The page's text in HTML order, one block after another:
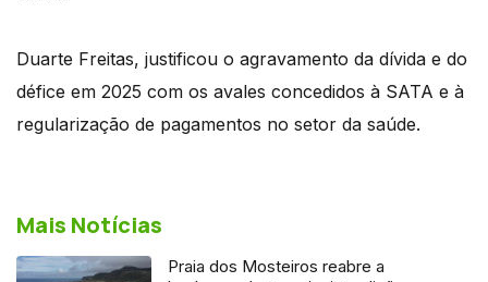
Duarte Freitas, justificou o agravamento da dívida e do
défice em 2025 com os avales concedidos à SATA e à
regularização de pagamentos no setor da saúde.
Mais Notícias
Praia dos Mosteiros reabre a